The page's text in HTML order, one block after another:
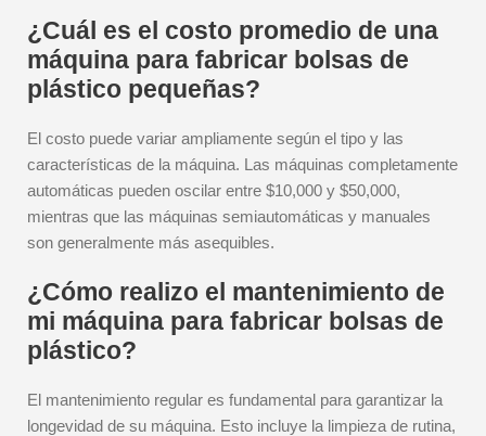
¿Cuál es el costo promedio de una
máquina para fabricar bolsas de
plástico pequeñas?
El costo puede variar ampliamente según el tipo y las
características de la máquina. Las máquinas completamente
automáticas pueden oscilar entre $10,000 y $50,000,
mientras que las máquinas semiautomáticas y manuales
son generalmente más asequibles.
¿Cómo realizo el mantenimiento de
mi máquina para fabricar bolsas de
plástico?
El mantenimiento regular es fundamental para garantizar la
longevidad de su máquina. Esto incluye la limpieza de rutina,